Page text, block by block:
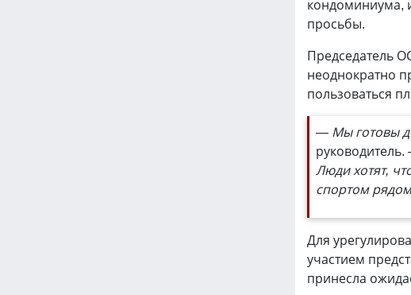
кондоминиума,
просьбы.
Председатель
неоднократно
пользоваться
— Мы готовы
руководитель.
Люди хотят,
спортом
Для
участием
принесла